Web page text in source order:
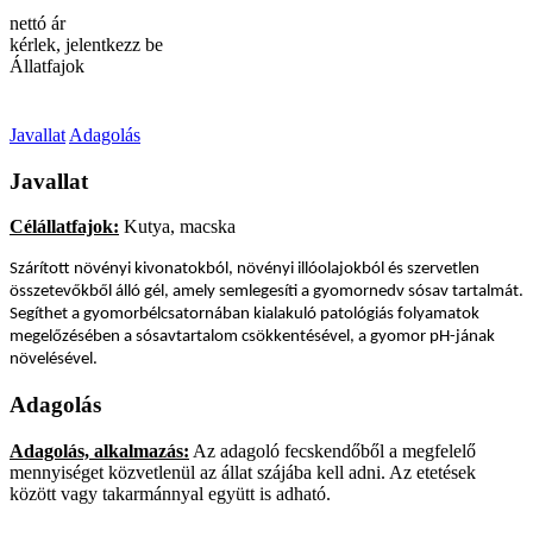
nettó ár
kérlek, jelentkezz be
Állatfajok
Javallat Adagolás
Javallat
Célállatfajok: Kutya, macska
Szárított növényi kivonatokból, növényi illóolajokból és szervetlen
összetevőkből álló gél, amely semlegesíti a gyomornedv sósav tartalmát.
Segíthet a gyomorbélcsatornában kialakuló patológiás folyamatok
megelőzésében a sósavtartalom csökkentésével, a gyomor pH-jának
növelésével.
Adagolás
Adagolás, alkalmazás: Az adagoló fecskendőből a megfelelő
mennyiséget közvetlenül az állat szájába kell adni. Az etetések
között vagy takarmánnyal együtt is adható.